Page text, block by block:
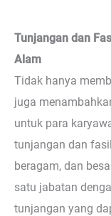
Tunjangan dan
Alam
Tidak hanya
juga
untuk para
tunjangan dan
beragam, dan
satu jabatan
tunjangan yang